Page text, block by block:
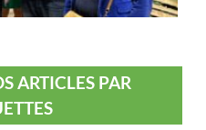
ARTICLES PAR